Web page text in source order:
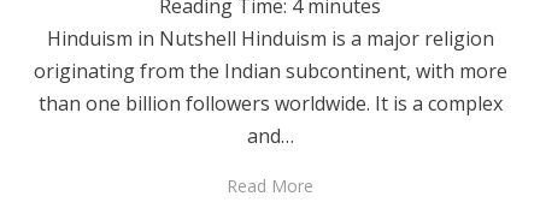
Reading Time: 4 minutes
Hinduism in Nutshell Hinduism is a major religion
originating from the Indian subcontinent, with more
than one billion followers worldwide. It is a complex
and…
Read More